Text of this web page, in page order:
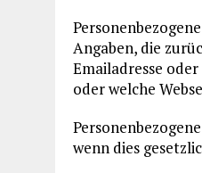
Angaben, die
Emailadresse
oder welche
wenn dies